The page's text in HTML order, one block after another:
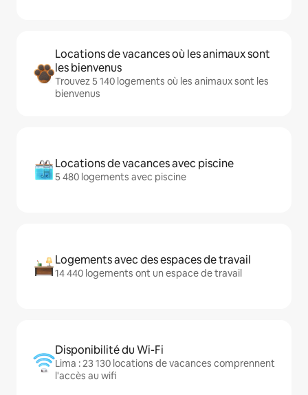
Locations de vacances où les animaux sont
les bienvenus
Trouvez 5 140 logements où les animaux sont les
bienvenus
Locations de vacances avec piscine
5 480 logements avec piscine
Logements avec des espaces de travail
14 440 logements ont un espace de travail
Disponibilité du Wi-Fi
Lima : 23 130 locations de vacances comprennent
l'accès au wifi